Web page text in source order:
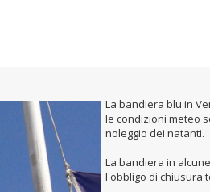
La bandiera blu in
le condizioni meteo
noleggio dei natanti.
La bandiera in
l'obbligo di chiusura